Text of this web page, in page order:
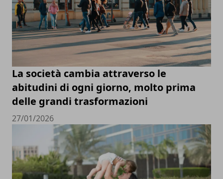
La società cambia attraverso le
abitudini di ogni giorno, molto prima
delle grandi trasformazioni
27/01/2026